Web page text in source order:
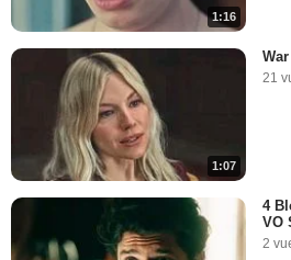
1:16
1:07
21
4
VO
2